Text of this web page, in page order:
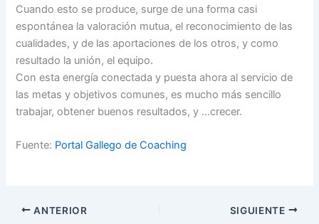
Cuando esto se produce, surge de una forma casi
espontánea la valoración mutua, el reconocimiento de las
cualidades, y de las aportaciones de los otros, y como
resultado la unión, el equipo.
Con esta energía conectada y puesta ahora al servicio de
las metas y objetivos comunes, es mucho más sencillo
trabajar, obtener buenos resultados, y …crecer.
Fuente: Portal Gallego de Coaching
ANTERIOR SIGUIENTE